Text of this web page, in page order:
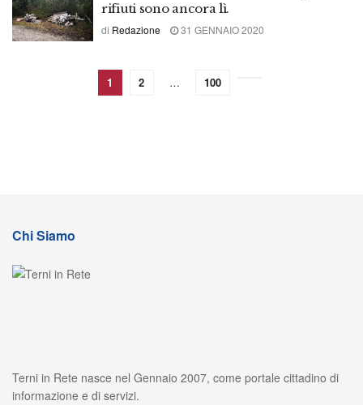
rifiuti sono ancora lì.
di Redazione 31 GENNAIO 2020
1 2 … 100
Chi Siamo
Terni in Rete nasce nel Gennaio 2007, come portale cittadino di
informazione e di servizi.